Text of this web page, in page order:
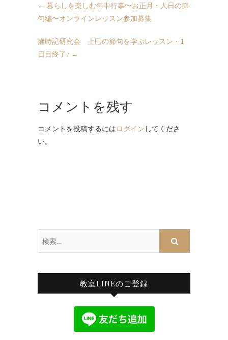
← 暮らしを楽しむ年中行事〜お正月・人日の節
句編〜オンラインレッスン参加募集
歳時記研究会 上巳の節句を学ぶレッスン・1
日目終了♪ →
コメントを残す
コメントを投稿するにはログイン してくださ
い。
教室LINEのご登録